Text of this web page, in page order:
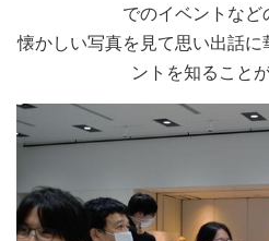
でのイベントなど
懐かしい写真を見て思い出話
ントを知ること